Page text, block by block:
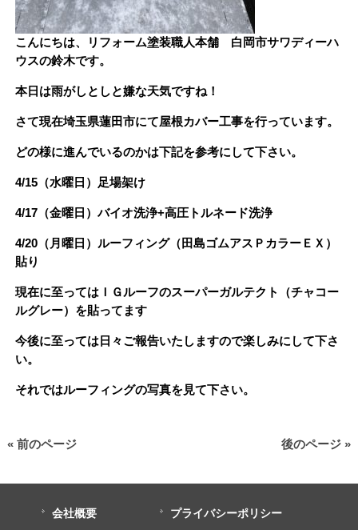
こんにちは、リフォーム塗装職人本舗 白岡市サワディーハ
ウスの鈴木です。
本日は雨がしとしと嫌な天気ですね！
さて現在埼玉県蓮田市にて屋根カバー工事を行っています。
どの様に進んでいるのかは下記を参考にして下さい。
4/15（水曜日）足場架け
4/17（金曜日）バイオ洗浄+高圧トルネード洗浄
4/20（月曜日）ルーフィング（田島ゴムアスＰカラーＥＸ）
貼り
現在に至ってはＩＧルーフのスーパーガルテクト（チャコー
ルグレー）を貼ってます
今後に至っては日々ご報告いたしますので楽しみにして下さ
い。
それではルーフィングの写真を見て下さい。
« 前のページ 後のページ »
会社概要 プライバシーポリシー